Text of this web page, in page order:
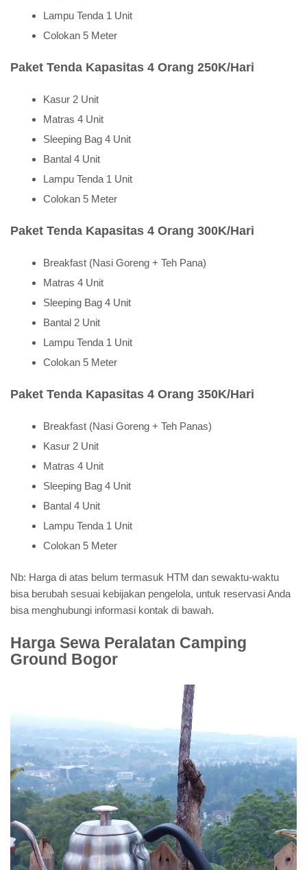
Lampu Tenda 1 Unit
Colokan 5 Meter
Paket Tenda Kapasitas 4 Orang 250K/Hari
Kasur 2 Unit
Matras 4 Unit
Sleeping Bag 4 Unit
Bantal 4 Unit
Lampu Tenda 1 Unit
Colokan 5 Meter
Paket Tenda Kapasitas 4 Orang 300K/Hari
Breakfast (Nasi Goreng + Teh Pana)
Matras 4 Unit
Sleeping Bag 4 Unit
Bantal 2 Unit
Lampu Tenda 1 Unit
Colokan 5 Meter
Paket Tenda Kapasitas 4 Orang 350K/Hari
Breakfast (Nasi Goreng + Teh Panas)
Kasur 2 Unit
Matras 4 Unit
Sleeping Bag 4 Unit
Bantal 4 Unit
Lampu Tenda 1 Unit
Colokan 5 Meter
Nb: Harga di atas belum termasuk HTM dan sewaktu-waktu
bisa berubah sesuai kebijakan pengelola, untuk reservasi Anda
bisa menghubungi informasi kontak di bawah.
Harga Sewa Peralatan Camping
Ground Bogor